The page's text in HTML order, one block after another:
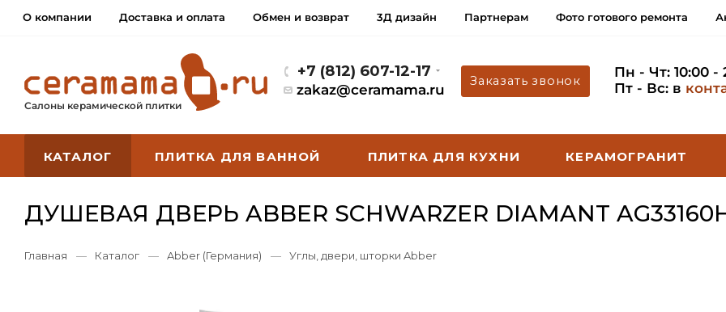
О компании Доставка и оплата Обмен и возврат 3Д дизайн Партнерам Фото готового ремонта
Салоны керамической плитки
+7 (812) 607-12-17
zakaz@ceramama.ru
Заказать звонок
Пн - Чт: 10:00 -
Пт - Вс: в
КАТАЛОГ ПЛИТКА ДЛЯ ВАННОЙ ПЛИТКА ДЛЯ КУХНИ КЕРАМОГРАНИТ
ДУШЕВАЯ ДВЕРЬ ABBER SCHWARZER DIAMANT
Главная — Каталог — Abber (Германия) — Углы, двери, шторки Abber